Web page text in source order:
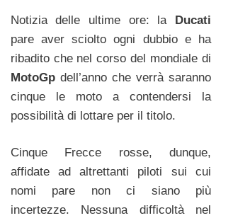
Notizia delle ultime ore: la Ducati
pare aver sciolto ogni dubbio e ha
ribadito che nel corso del mondiale di
MotoGpdell’anno che verrà saranno
cinque le moto a contendersi la
possibilità di lottare per il titolo.
Cinque Frecce rosse, dunque,
affidate ad altrettanti piloti sui cui
nomi pare non ci siano più
incertezze. Nessuna difficoltà nel